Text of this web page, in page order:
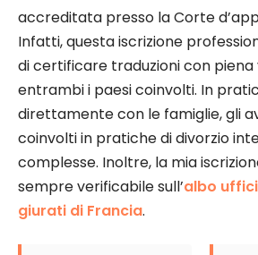
accreditata presso la Corte
Infatti, questa iscrizione
di certificare traduzioni con piena
entrambi i paesi coinvolti. In
direttamente con le famiglie, gli
coinvolti in pratiche di divorzio
complesse. Inoltre, la mia
sempre verificabile sull’albo
giurati di Francia.